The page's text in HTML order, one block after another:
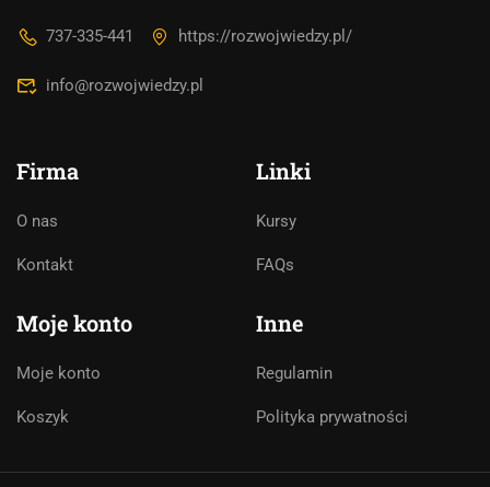
737-335-441 https://rozwojwiedzy.pl/
info@rozwojwiedzy.pl
Firma
O nas
Kontakt
Linki
Kursy
FAQs
Moje konto
Moje konto
Koszyk
Inne
Regulamin
Polityka prywatności
asystentem AI. Jak mogę Ci pomóc?